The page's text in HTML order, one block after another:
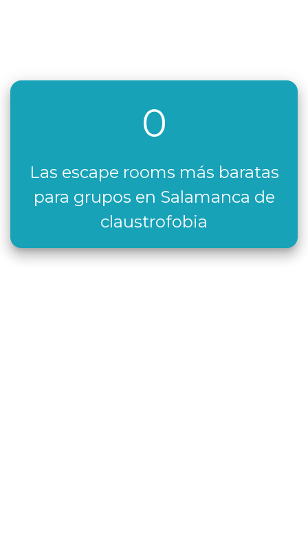
0
Las escape rooms más baratas
para grupos en Salamanca de
claustrofobia